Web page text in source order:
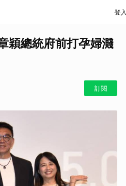
登入
穎總統府前打孕婦濺
訂閱